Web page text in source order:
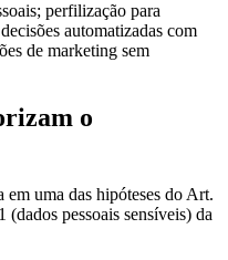
perfilização para
automatizadas com
de marketing sem
o
em uma das hipóteses do Art.
(dados pessoais sensíveis) da